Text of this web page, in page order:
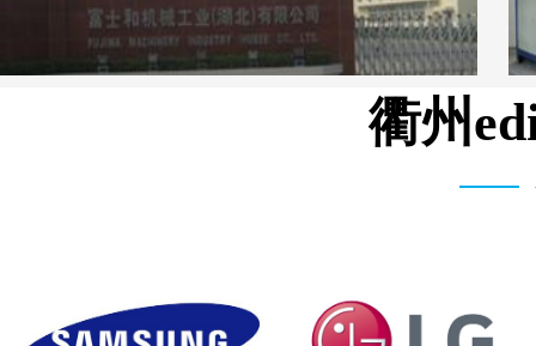
衢州